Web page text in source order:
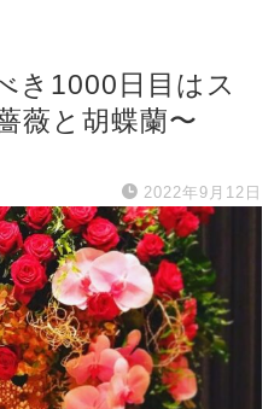
き1000日目はス
薇と胡蝶蘭〜
2022年9月12日